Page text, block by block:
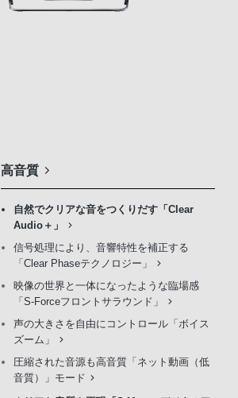
高音質
自然でクリアな音をつくりだす「Clear
Audio＋」
信号処理により、音響特性を補正する
「Clear Phaseテクノロジー」
映像の世界と一体になったような臨場感
「S-Forceフロントサラウンド」
声の大きさを自由にコントロール「ボイス
ズーム」
圧縮された音源も高音質「ネット動画（低
音質）」モード